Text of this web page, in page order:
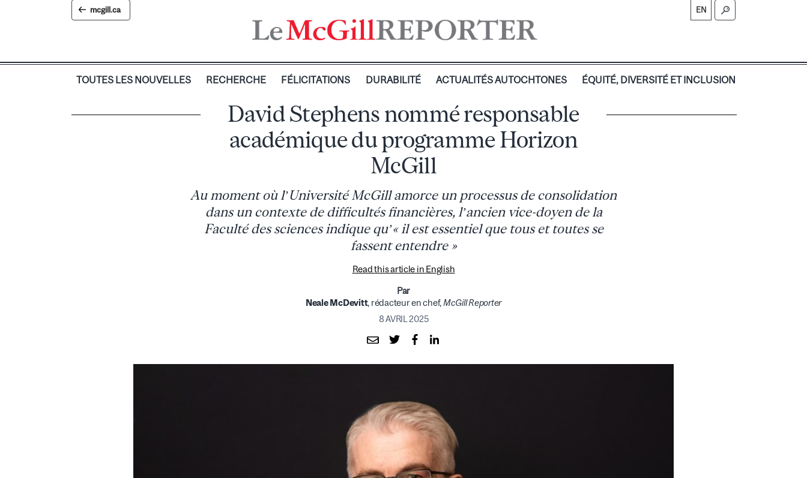
mcgill.ca EN
TOUTES LES NOUVELLES RECHERCHE FÉLICITATIONS DURABILITÉ ACTUALITÉS AUTOCHTONES ÉQUITÉ, DIVERSITÉ ET INCLUSION
David Stephens nommé responsable
académique du programme Horizon
McGill
Au moment où l’Université McGill amorce un processus de consolidation
dans un contexte de difficultés financières, l’ancien vice-doyen de la
Faculté des sciences indique qu’« il est essentiel que tous et toutes se
fassent entendre »
Read this article in English
Par
Neale McDevitt, rédacteur en chef, McGill Reporter
8 AVRIL 2025